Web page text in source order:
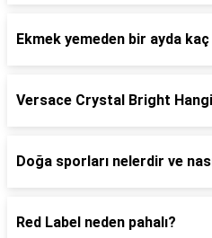
Ekmek yemeden bir ayda
Versace Crystal Bright
Doğa sporları nelerdir ve
Red Label neden pahalı?